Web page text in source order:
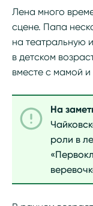
Лена много
сцене. Папа
на театральную
в детском
вместе с мамой и
На
роли в